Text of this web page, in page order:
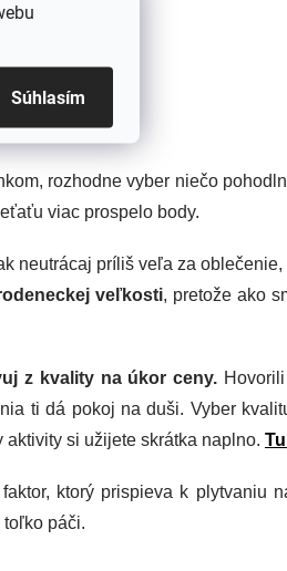
Súhlasím
rozhodne vyber niečo
viac prospelo body.
neutrácaj príliš veľa za
veľkosti, pretože ako
z kvality na úkor ceny.
ti dá pokoj na duši. Vyber
si užijete skrátka naplno.
ktorý prispieva k plytvaniu
páči.